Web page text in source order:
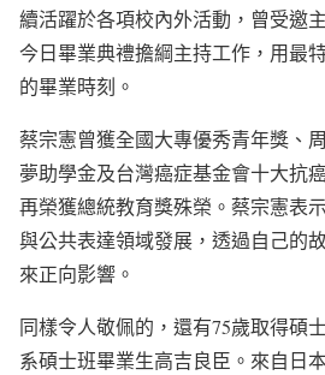
續活躍於各項校內外活動，曾受邀
今日畢業典禮擔綱主持工作，用最
的畢業時刻。
蔡宗憲曾獲全國大專優秀青年獎、
夢助學金及台灣癌症基金會十大抗
再榮獲總統教育獎殊榮。蔡宗憲表
與公共表達領域發展，透過自己的
來正向影響。
同樣令人敬佩的，還有75歲取得碩
系碩士班畢業生高吉良臣。來自日